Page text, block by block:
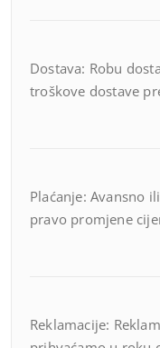
Dostava: Robu
troškove dostave
Plaćanje: Avansno
pravo promjene
Reklamacije: